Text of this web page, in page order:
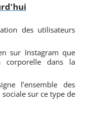
des utilisateurs
sur Instagram que
corporelle dans la
l’ensemble des
sur ce type de